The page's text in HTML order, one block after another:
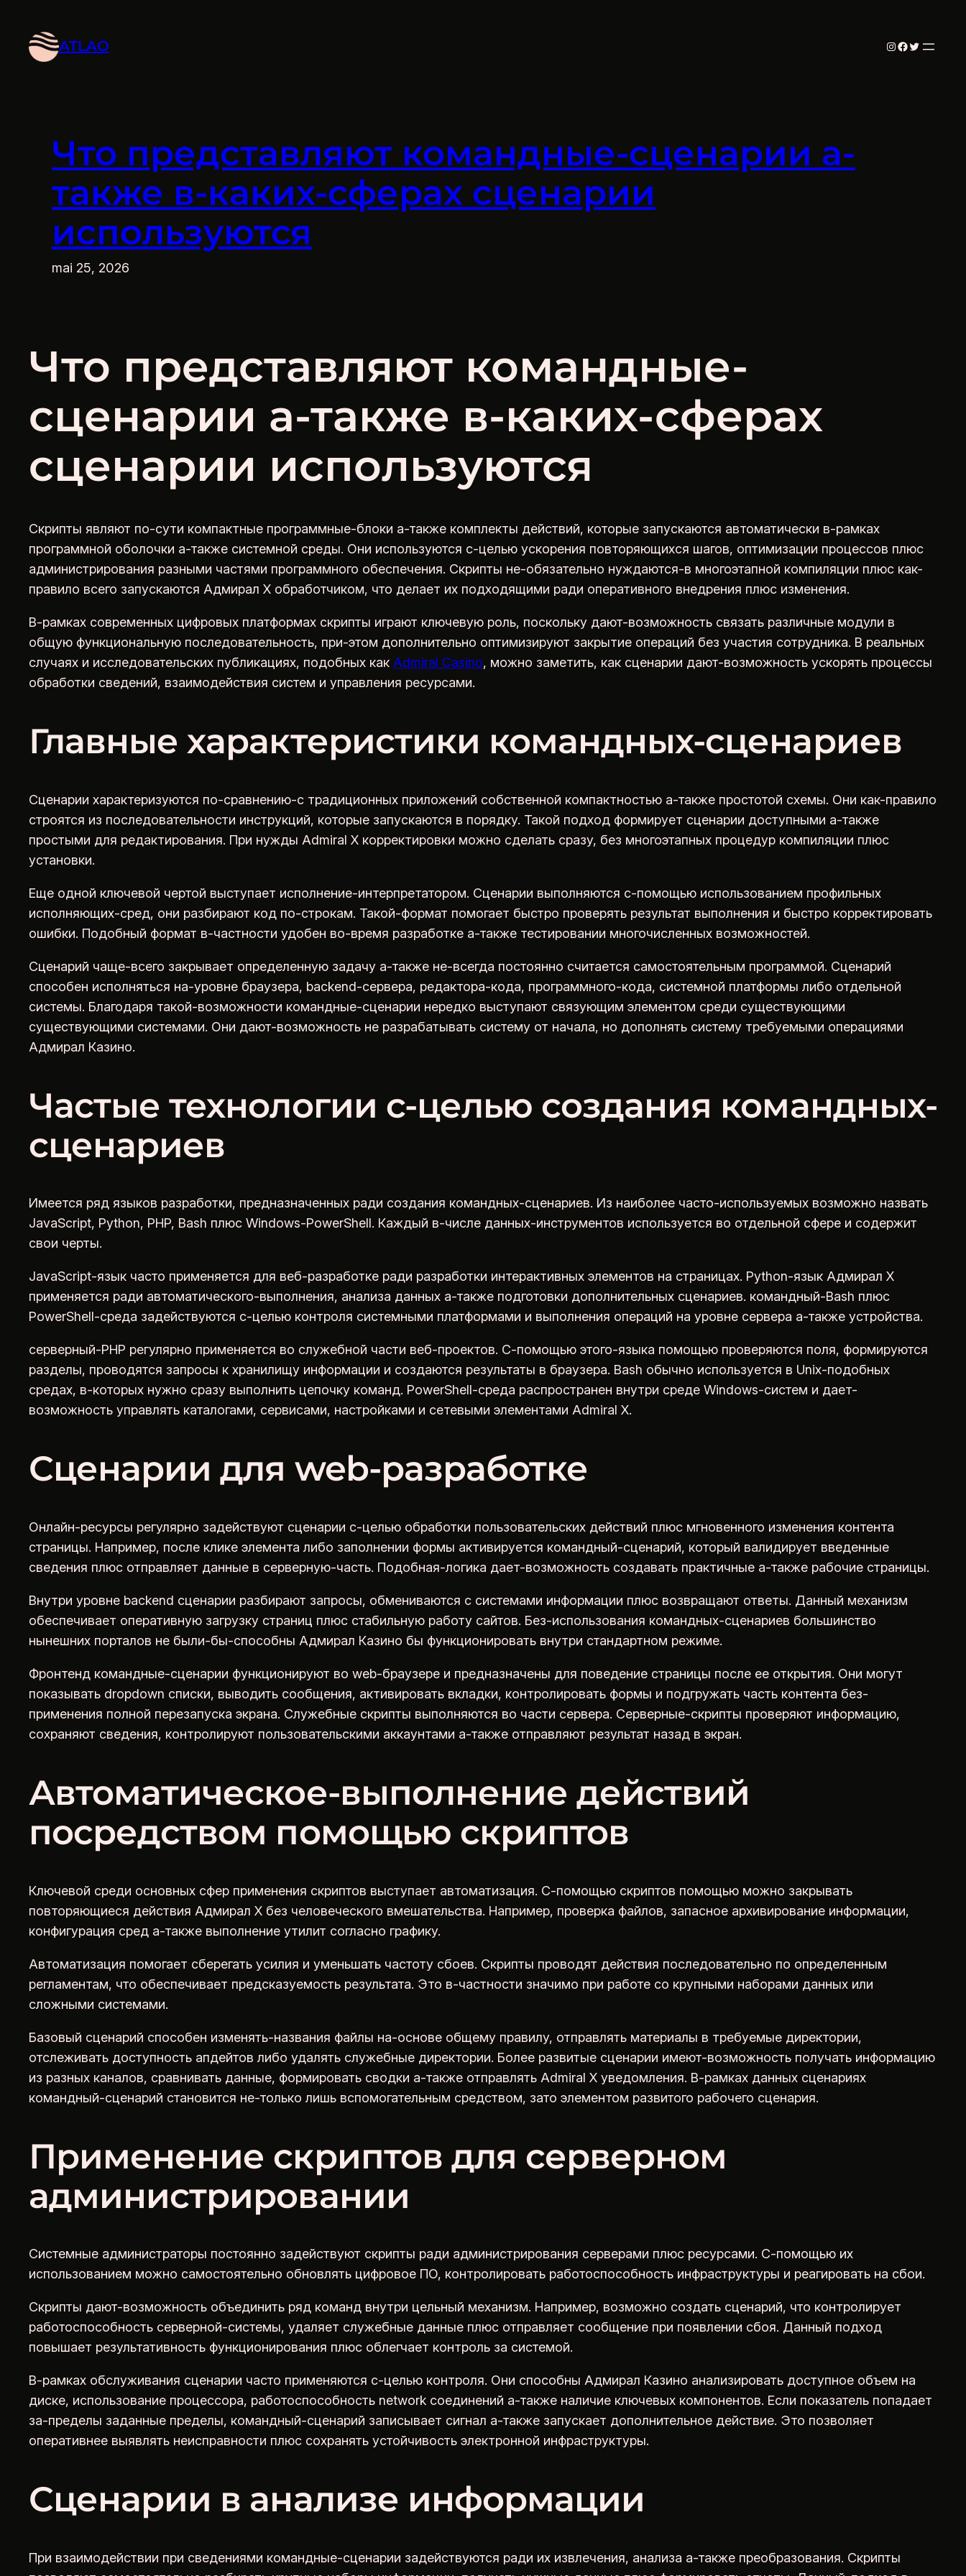
contenu
ATLAO Instagram
Facebook
Twitter
Что представляют командные-сценарии а-
также в-каких-сферах сценарии
используются
mai 25, 2026
Что представляют командные-
сценарии а-также в-каких-сферах
сценарии используются
Скрипты являют по-сути компактные программные-блоки а-также комплекты действий, которые запускаются автоматически в-рамках
программной оболочки а-также системной среды. Они используются с-целью ускорения повторяющихся шагов, оптимизации процессов плюс
администрирования разными частями программного обеспечения. Скрипты не-обязательно нуждаются-в многоэтапной компиляции плюс как-
правило всего запускаются Адмирал Х обработчиком, что делает их подходящими ради оперативного внедрения плюс изменения.
В-рамках современных цифровых платформах скрипты играют ключевую роль, поскольку дают-возможность связать различные модули в
общую функциональную последовательность, при-этом дополнительно оптимизируют закрытие операций без участия сотрудника. В реальных
случаях и исследовательских публикациях, подобных как Admiral Casino, можно заметить, как сценарии дают-возможность ускорять процессы
обработки сведений, взаимодействия систем и управления ресурсами.
Главные характеристики командных-сценариев
Сценарии характеризуются по-сравнению-с традиционных приложений собственной компактностью а-также простотой схемы. Они как-правило
строятся из последовательности инструкций, которые запускаются в порядку. Такой подход формирует сценарии доступными а-также
простыми для редактирования. При нужды Admiral X корректировки можно сделать сразу, без многоэтапных процедур компиляции плюс
установки.
Еще одной ключевой чертой выступает исполнение-интерпретатором. Сценарии выполняются с-помощью использованием профильных
исполняющих-сред, они разбирают код по-строкам. Такой-формат помогает быстро проверять результат выполнения и быстро корректировать
ошибки. Подобный формат в-частности удобен во-время разработке а-также тестировании многочисленных возможностей.
Сценарий чаще-всего закрывает определенную задачу а-также не-всегда постоянно считается самостоятельным программой. Сценарий
способен исполняться на-уровне браузера, backend-сервера, редактора-кода, программного-кода, системной платформы либо отдельной
системы. Благодаря такой-возможности командные-сценарии нередко выступают связующим элементом среди существующими
существующими системами. Они дают-возможность не разрабатывать систему от начала, но дополнять систему требуемыми операциями
Адмирал Казино.
Частые технологии с-целью создания командных-
сценариев
Имеется ряд языков разработки, предназначенных ради создания командных-сценариев. Из наиболее часто-используемых возможно назвать
JavaScript, Python, PHP, Bash плюс Windows-PowerShell. Каждый в-числе данных-инструментов используется во отдельной сфере и содержит
свои черты.
JavaScript-язык часто применяется для веб-разработке ради разработки интерактивных элементов на страницах. Python-язык Адмирал Х
применяется ради автоматического-выполнения, анализа данных а-также подготовки дополнительных сценариев. командный-Bash плюс
PowerShell-среда задействуются с-целью контроля системными платформами и выполнения операций на уровне сервера а-также устройства.
серверный-PHP регулярно применяется во служебной части веб-проектов. С-помощью этого-языка помощью проверяются поля, формируются
разделы, проводятся запросы к хранилищу информации и создаются результаты в браузера. Bash обычно используется в Unix-подобных
средах, в-которых нужно сразу выполнить цепочку команд. PowerShell-среда распространен внутри среде Windows-систем и дает-
возможность управлять каталогами, сервисами, настройками и сетевыми элементами Admiral X.
Сценарии для web-разработке
Онлайн-ресурсы регулярно задействуют сценарии с-целью обработки пользовательских действий плюс мгновенного изменения контента
страницы. Например, после клике элемента либо заполнении формы активируется командный-сценарий, который валидирует введенные
сведения плюс отправляет данные в серверную-часть. Подобная-логика дает-возможность создавать практичные а-также рабочие страницы.
Внутри уровне backend сценарии разбирают запросы, обмениваются с системами информации плюс возвращают ответы. Данный механизм
обеспечивает оперативную загрузку страниц плюс стабильную работу сайтов. Без-использования командных-сценариев большинство
нынешних порталов не были-бы-способны Адмирал Казино бы функционировать внутри стандартном режиме.
Фронтенд командные-сценарии функционируют во web-браузере и предназначены для поведение страницы после ее открытия. Они могут
показывать dropdown списки, выводить сообщения, активировать вкладки, контролировать формы и подгружать часть контента без-
применения полной перезапуска экрана. Служебные скрипты выполняются во части сервера. Серверные-скрипты проверяют информацию,
сохраняют сведения, контролируют пользовательскими аккаунтами а-также отправляют результат назад в экран.
Автоматическое-выполнение действий
посредством помощью скриптов
Ключевой среди основных сфер применения скриптов выступает автоматизация. С-помощью скриптов помощью можно закрывать
повторяющиеся действия Адмирал Х без человеческого вмешательства. Например, проверка файлов, запасное архивирование информации,
конфигурация сред а-также выполнение утилит согласно графику.
Автоматизация помогает сберегать усилия и уменьшать частоту сбоев. Скрипты проводят действия последовательно по определенным
регламентам, что обеспечивает предсказуемость результата. Это в-частности значимо при работе со крупными наборами данных или
сложными системами.
Базовый сценарий способен изменять-названия файлы на-основе общему правилу, отправлять материалы в требуемые директории,
отслеживать доступность апдейтов либо удалять служебные директории. Более развитые сценарии имеют-возможность получать информацию
из разных каналов, сравнивать данные, формировать сводки а-также отправлять Admiral X уведомления. В-рамках данных сценариях
командный-сценарий становится не-только лишь вспомогательным средством, зато элементом развитого рабочего сценария.
Применение скриптов для серверном
администрировании
Системные администраторы постоянно задействуют скрипты ради администрирования серверами плюс ресурсами. С-помощью их
использованием можно самостоятельно обновлять цифровое ПО, контролировать работоспособность инфраструктуры и реагировать на сбои.
Скрипты дают-возможность объединить ряд команд внутри цельный механизм. Например, возможно создать сценарий, что контролирует
работоспособность серверной-системы, удаляет служебные данные плюс отправляет сообщение при появлении сбоя. Данный подход
повышает результативность функционирования плюс облегчает контроль за системой.
В-рамках обслуживания сценарии часто применяются с-целью контроля. Они способны Адмирал Казино анализировать доступное объем на
диске, использование процессора, работоспособность network соединений а-также наличие ключевых компонентов. Если показатель попадает
за-пределы заданные пределы, командный-сценарий записывает сигнал а-также запускает дополнительное действие. Это позволяет
оперативнее выявлять неисправности плюс сохранять устойчивость электронной инфраструктуры.
Сценарии в анализе информации
При взаимодействии при сведениями командные-сценарии задействуются ради их извлечения, анализа а-также преобразования. Скрипты